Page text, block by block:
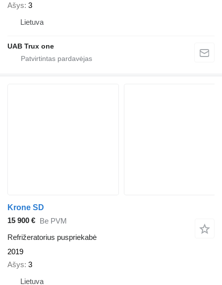
Ašys 3
Lietuva
UAB Trux one
Krone SD
15 900 €
Be PVM
Refrižeratorius puspriekabė
2019
Ašys 3
Lietuva